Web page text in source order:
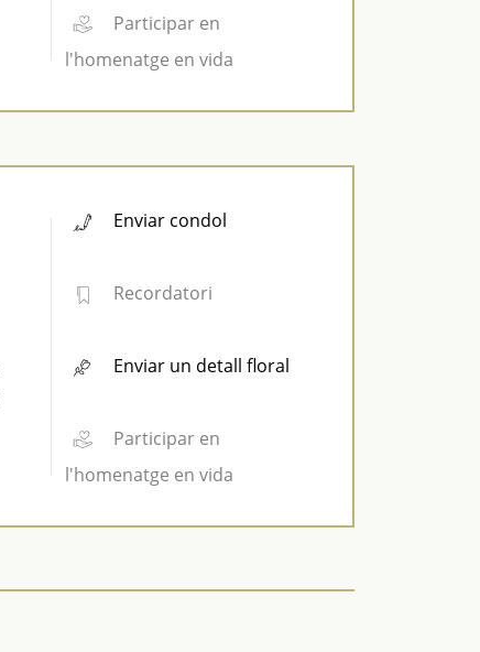
Participar en
l'homenatge en vida
Enviar condol
Recordatori
Enviar un detall floral
Participar en
l'homenatge en vida